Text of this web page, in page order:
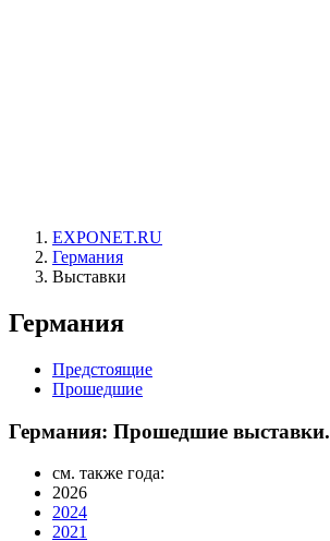
EXPONET.RU
Германия
Выставки
Германия
Предстоящие
Прошедшие
Германия: Прошедшие выставки.
см. также года:
2026
2024
2021